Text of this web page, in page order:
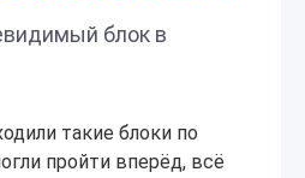
блок в
такие блоки по
пройти вперёд, всё